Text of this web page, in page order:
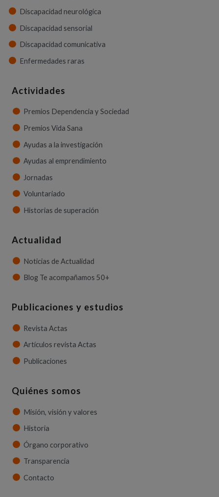
Discapacidad neurológica
Discapacidad sensorial
Discapacidad comunicativa
Enfermedades raras
Actividades
Premios Dependencia y Sociedad
Premios Vida Sana
Ayudas a la investigación
Ayudas al emprendimiento
Jornadas
Voluntariado
Historias de superación
Actualidad
Noticias de Actualidad
Blog Te acompañamos 50+
Publicaciones y estudios
Revista Actas
Artículos revista Actas
Publicaciones
Quiénes somos
Misión, visión y valores
Historia
Órgano corporativo
Transparencia
Contacto